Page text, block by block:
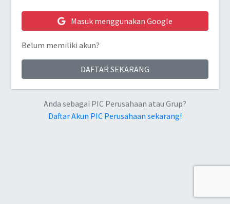
Masuk menggunakan Google
Belum memiliki akun?
DAFTAR SEKARANG
Anda sebagai PIC Perusahaan atau Grup?
Daftar Akun PIC Perusahaan sekarang!